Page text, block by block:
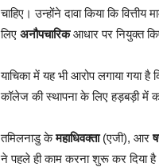
चाहिए। उन्होंने दावा किया कि
लिए अनौपचारिकआधार पर नियुक्त
याचिका में यह भी आरोप लगाया गया
कॉलेज की स्थापना के लिए हड़बड़ी
तमिलनाडु केमहाधिवक्ता(एजी), आर
ने पहले ही काम करना शुरू कर दिया